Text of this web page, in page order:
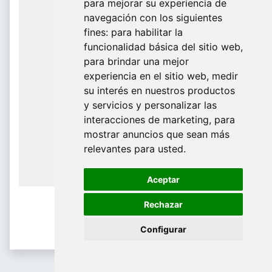
para mejorar su experiencia de
navegación con los siguientes
fines: para habilitar la
funcionalidad básica del sitio web,
para brindar una mejor
experiencia en el sitio web, medir
su interés en nuestros productos
y servicios y personalizar las
interacciones de marketing, para
mostrar anuncios que sean más
relevantes para usted.
Aceptar
Rechazar
Configurar
De Domingo a Viernes
¿Te ayudamos?
688 097 373
​ info@tridecor.net
Contáctanos